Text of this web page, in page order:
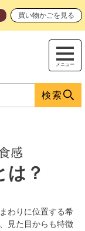
買い物かごを見る
メニュー
検索
感
は？
わりに位置する希
見た目からも特徴